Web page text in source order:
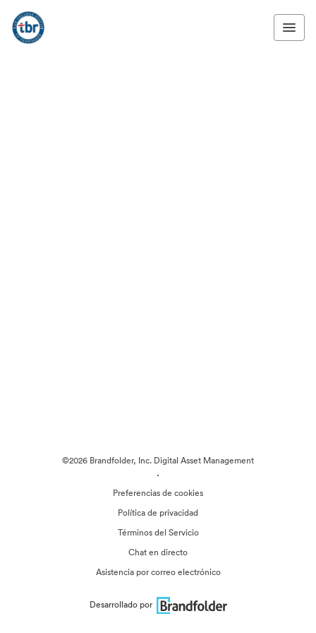
©2026 Brandfolder, Inc. Digital Asset Management
·
Preferencias de cookies
Política de privacidad
Términos del Servicio
Chat en directo
Asistencia por correo electrónico
Desarrollado por